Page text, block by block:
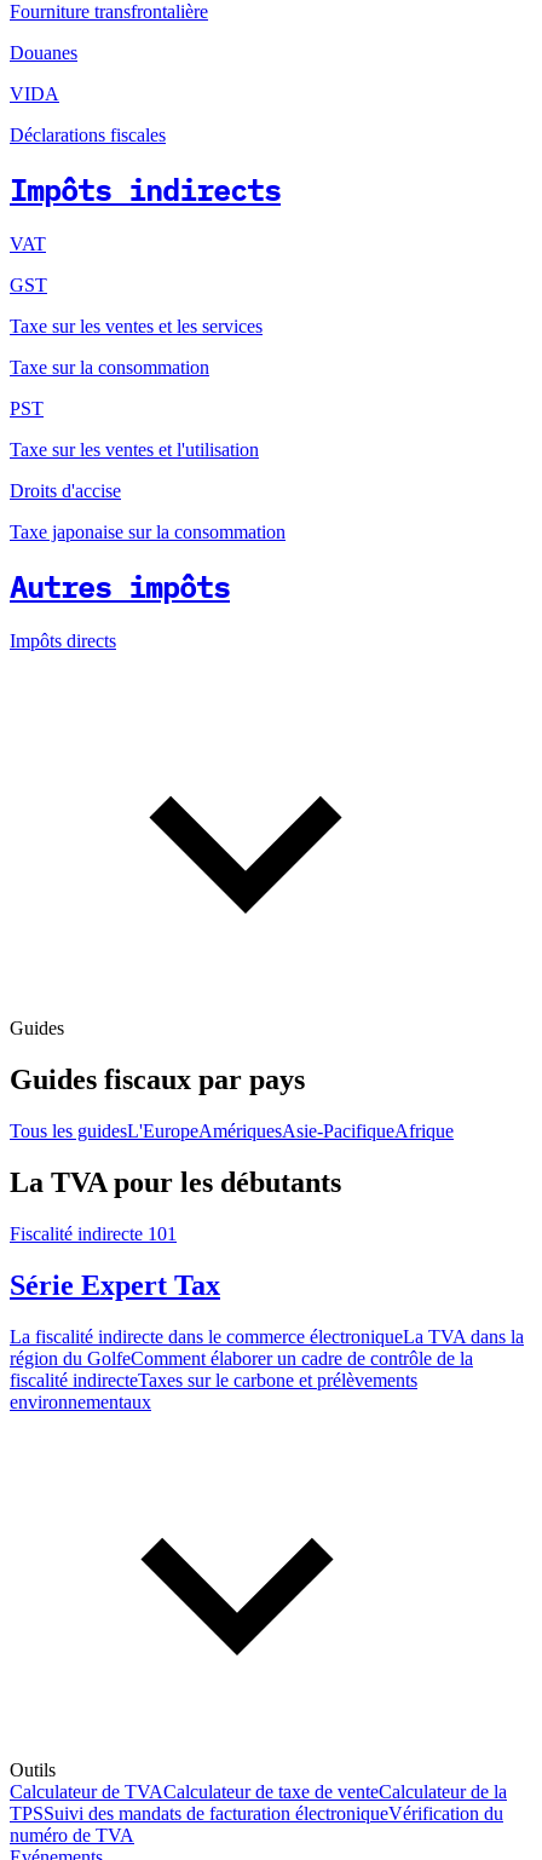
Fourniture transfrontalière
Douanes
VIDA
Déclarations fiscales
Impôts indirects
VAT
GST
Taxe sur les ventes et les services
Taxe sur la consommation
PST
Taxe sur les ventes et l'utilisation
Droits d'accise
Taxe japonaise sur la consommation
Autres impôts
Impôts directs
Guides
Guides fiscaux par pays
Tous les guidesL'EuropeAmériquesAsie-PacifiqueAfrique
La TVA pour les débutants
Fiscalité indirecte 101
Série Expert Tax
La fiscalité indirecte dans le commerce électroniqueLa TVA dans la
région du GolfeComment élaborer un cadre de contrôle de la
fiscalité indirecteTaxes sur le carbone et prélèvements
environnementaux
Outils
Calculateur de TVACalculateur de taxe de venteCalculateur de la
TPSSuivi des mandats de facturation électroniqueVérification du
numéro de TVA